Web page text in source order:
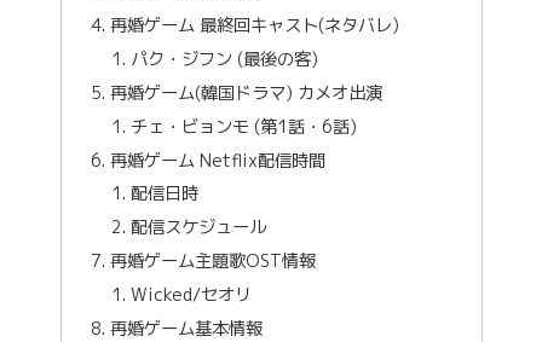
再婚ゲーム 最終回キャスト(ネタバレ)
パク・ジフン (最後の客)
再婚ゲーム(韓国ドラマ) カメオ出演
チェ・ビョンモ (第1話・6話)
再婚ゲーム Netflix配信時間
配信日時
配信スケジュール
再婚ゲーム主題歌OST情報
Wicked/セオリ
再婚ゲーム基本情報